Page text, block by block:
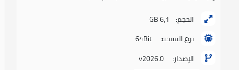
الحجم:
6,1 GB
نوع النسخة:
64Bit
الإصدار:
v2026.0